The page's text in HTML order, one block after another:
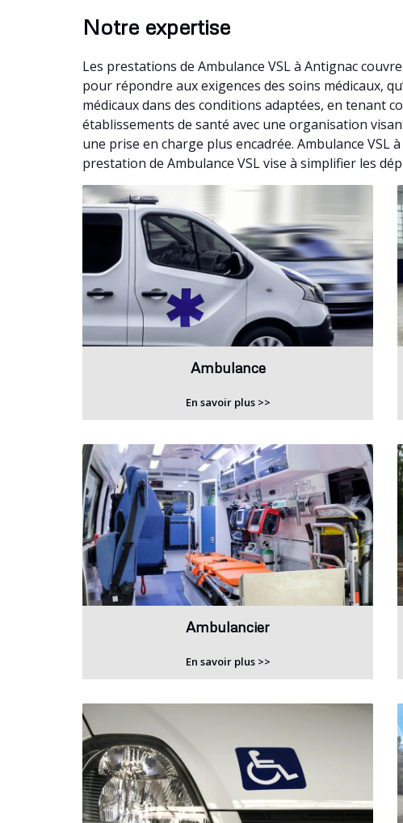
Notre expertise
Les prestations de Ambulance VSL à Antignac
pour répondre aux exigences des soins médicaux,
médicaux dans des conditions adaptées, en tenant
établissements de santé avec une organisation
une prise en charge plus encadrée. Ambulance
prestation de Ambulance VSL vise à simplifier les
Ambulance
En savoir plus >>
Ambulancier
En savoir plus >>